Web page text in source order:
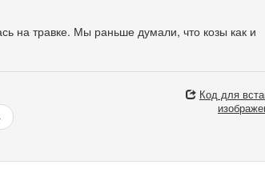
на травке. Мы раньше думали, что козы как и
Код для